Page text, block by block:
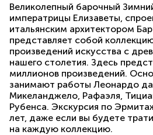
Великолепный барочный
императрицы Елизаветы,
итальянским архитектором
представляет собой
произведений искусства с
нашего столетия. Здесь
миллионов произведений.
занимают работы Леонардо да
Микеланджело, Рафаэля,
Рубенса. Экскурсия по
лет, даже если вы будете
на каждую коллекцию.